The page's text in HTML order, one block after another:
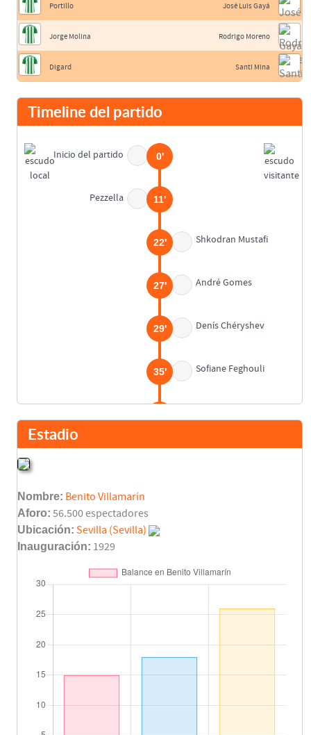
Portillo
Jorge Molina
Digard
José Luis Gayá
Rodrigo Moreno
Santi Mina
Timeline del partido
Inicio del partido 0'
Pezzella 11'
Shkodran Mustafi
22'
André Gomes
27'
Denís Chéryshev
29'
Sofiane Feghouli
35'
Guilherme Siqueira
Rubén Castro
Rodrigo Moreno
Dani Ceballos
Estadio
Nombre: Benito Villamarín
Aforo: 56.500 espectadores
Ubicación: Sevilla (Sevilla)
Inauguración: 1929